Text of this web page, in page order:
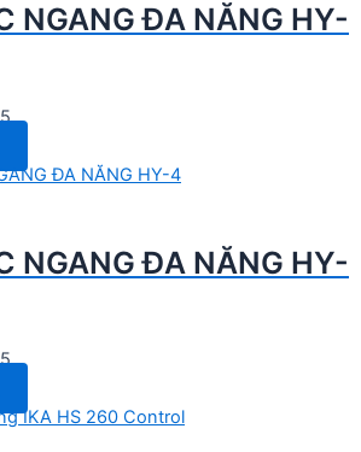
NGANG ĐA NĂNG HY-
NGANG ĐA NĂNG HY-